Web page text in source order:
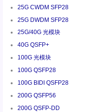
25G CWDM SFP28
25G DWDM SFP28
25G/40G 光模块
40G QSFP+
100G 光模块
100G QSFP28
100G BIDI QSFP28
200G QSFP56
200G QSFP-DD